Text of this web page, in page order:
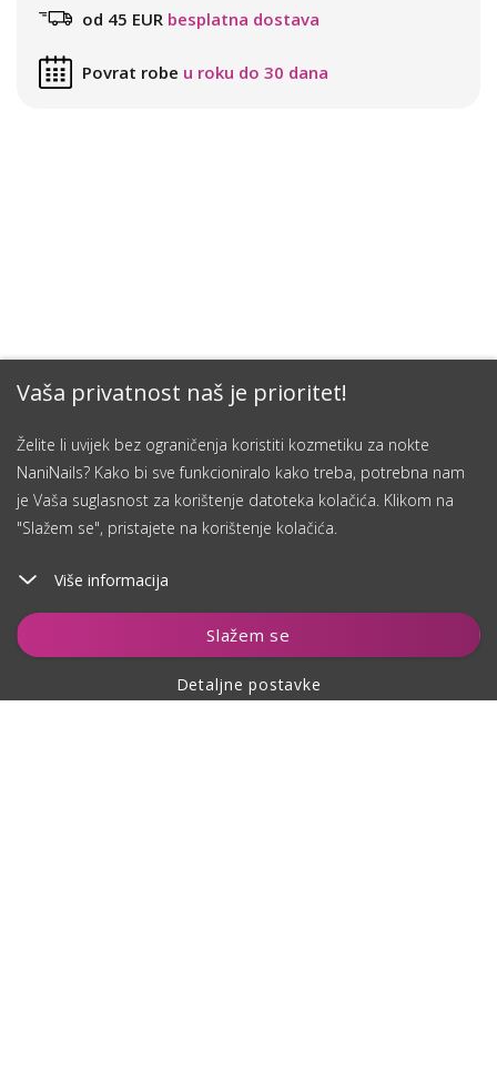
Vaša privatnost naš je prioritet!
Želite li uvijek bez ograničenja koristiti kozmetiku za nokte
NaniNails? Kako bi sve funkcioniralo kako treba, potrebna nam
je Vaša suglasnost za korištenje datoteka kolačića. Klikom na
"Slažem se", pristajete na korištenje kolačića.
Više informacija
Slažem se
Detaljne postavke
Dodaj u košaricu
od 45 EUR besplatna dostava
Povrat robe u roku do 30 dana